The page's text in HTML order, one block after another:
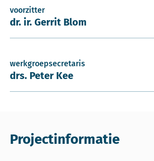
voorzitter
dr. ir. Gerrit Blom
werkgroepsecretaris
drs. Peter Kee
Projectinformatie